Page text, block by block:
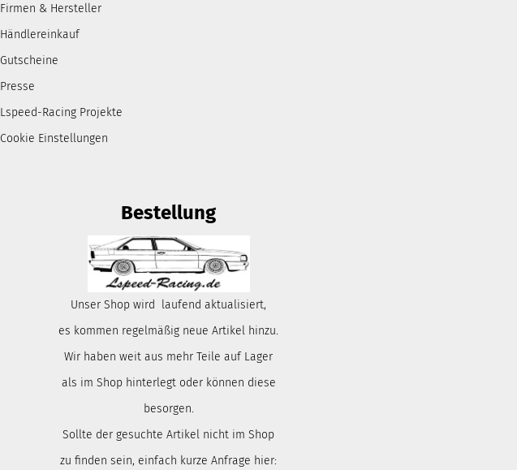
Firmen & Hersteller
Händlereinkauf
Gutscheine
Presse
Lspeed-Racing Projekte
Cookie Einstellungen
Bestellung
Unser Shop wird laufend aktualisiert,
es kommen regelmäßig neue Artikel hinzu.
Wir haben weit aus mehr Teile auf Lager
als im Shop hinterlegt oder können diese
besorgen.
Sollte der gesuchte Artikel nicht im Shop
zu finden sein, einfach kurze Anfrage hier: